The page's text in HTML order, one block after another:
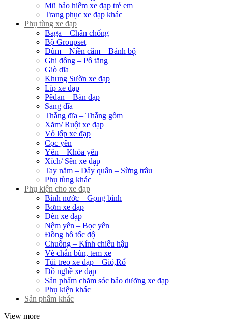
Mũ bảo hiểm xe đạp trẻ em
Trang phục xe đạp khác
Phụ tùng xe đạp
Baga – Chân chống
Bộ Groupset
Đùm – Niền căm – Bánh bộ
Ghi đông – Pô tăng
Giò dĩa
Khung Sườn xe đạp
Líp xe đạp
Pêdan – Bàn đạp
Sang đĩa
Thắng đĩa – Thắng gôm
Xăm/ Ruột xe đạp
Vỏ lốp xe đạp
Cọc yên
Yên – Khóa yên
Xích/ Sên xe đạp
Tay nắm – Dây quấn – Sừng trâu
Phụ tùng khác
Phụ kiện cho xe đạp
Bình nước – Gọng bình
Bơm xe đạp
Đèn xe đạp
Nệm yên – Bọc yên
Đồng hồ tốc độ
Chuông – Kính chiếu hậu
Vè chắn bùn, tem xe
Túi treo xe đạp – Giỏ,Rổ
Đồ nghề xe đạp
Sản phẩm chăm sóc bảo dưỡng xe đạp
Phụ kiện khác
Sản phẩm khác
View more